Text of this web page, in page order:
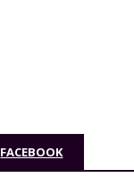
FACEBOOK